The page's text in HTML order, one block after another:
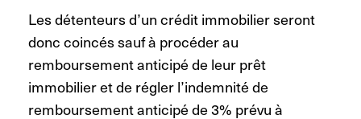
Les détenteurs d’un crédit immobilier seront
donc coincés sauf à procéder au
remboursement anticipé de leur prêt
immobilier et de régler l’indemnité de
remboursement anticipé de 3% prévu à